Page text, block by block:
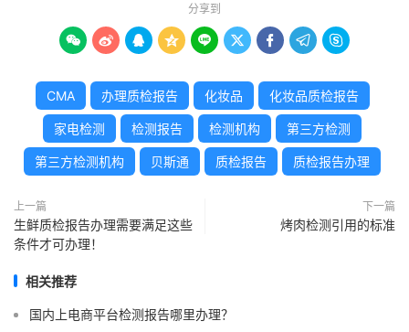
分享到
        
CMA 办理质检报告 化妆品 化妆品质检报告
家电检测 检测报告 检测机构 第三方检测
第三方检测机构 贝斯通 质检报告 质检报告办理
上一篇
生鲜质检报告办理需要满足这些
条件才可办理！
下一篇
烤肉检测引用的标准
相关推荐
国内上电商平台检测报告哪里办理？